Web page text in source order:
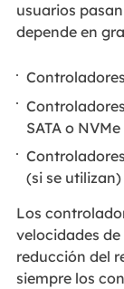
usuarios
depende en
SATA o NVMe
(si se utilizan)
Los
velocidades
reducción del
siempre los